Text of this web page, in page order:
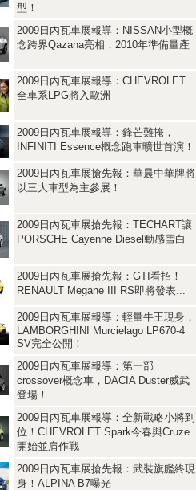
型！
2009日內瓦車展報導：NISSAN小型概
念跨界Qazana亮相，2010年準備量產
2009日內瓦車展報導：CHEVROLET
全車系LPG將入歐洲
2009日內瓦車展報導：鋒芒難掩，
INFINITI Essence概念跑車曠世首演！
2009日內瓦車展搶先報：華晨中華牌將
以三大車型為主參展！
2009日內瓦車展搶先報：TECHART讓
PORSCHE Cayenne Diesel動感雪白
2009日內瓦車展搶先報：GTI看招！
RENAULT Megane III RS即將發表...
2009日內瓦車展報導：輕量牛王現身，
LAMBORGHINI Murcielago LP670-4
SV完全公開！
2009日內瓦車展報導：第一部
crossover概念車，DACIA Duster威武
登場！
2009日內瓦車展報導：全新戰略小將到
位！CHEVROLET Spark今春與Cruze
開始並肩作戰
2009日內瓦車展搶先報：武裝旗艦終現
身！ALPINA B7曝光